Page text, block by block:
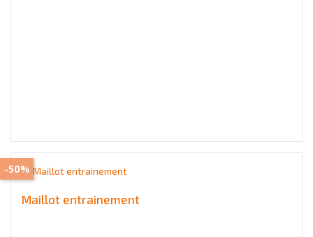
Maillot entrainement
-50%